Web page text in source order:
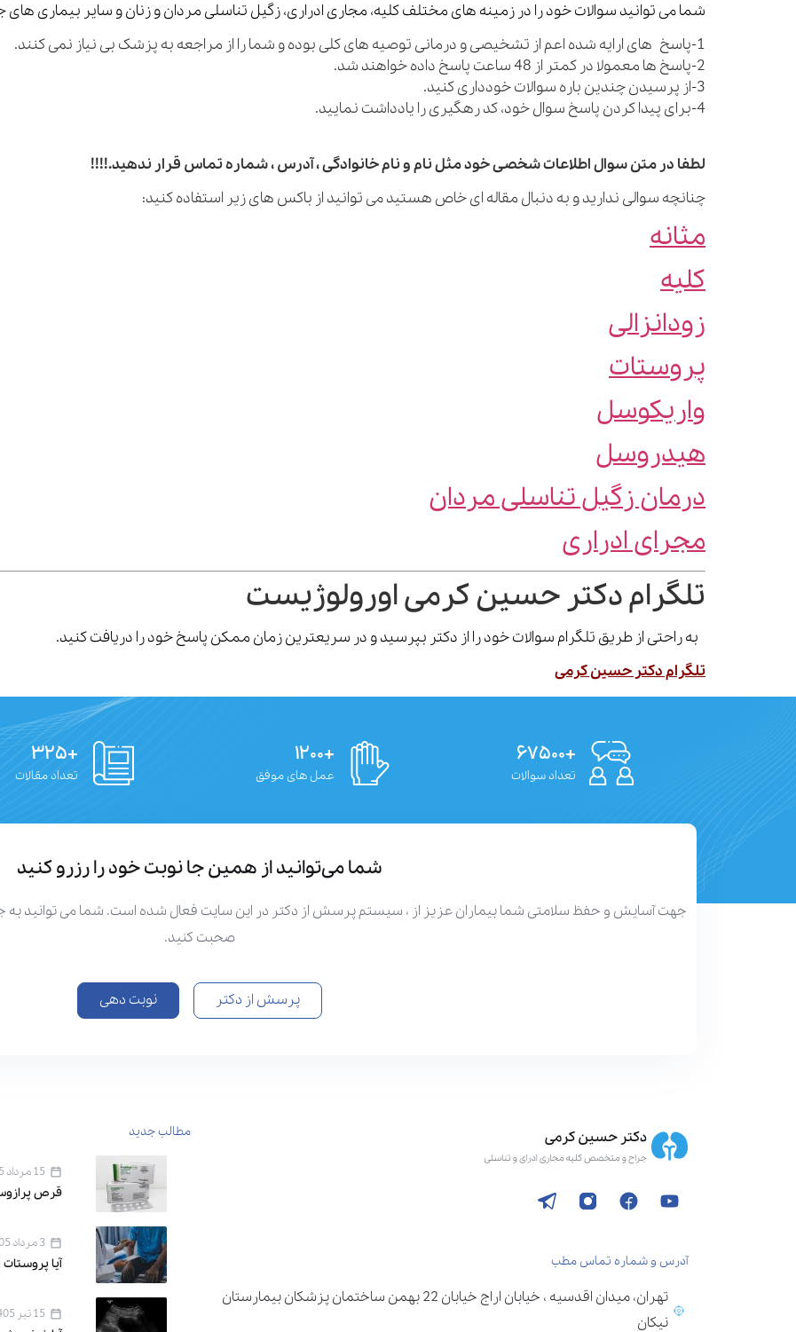
شما می توانید سوالات خود را در زمینه های مختلف کلیه، مجاری ادراری، زگیل تناسلی مردان و زنان و سایر بیماری
1-پاسخ های ارایه شده اعم از تشخیصی و درمانی توصیه های کلی بوده و شما را از مراجعه به پزشک بی نیاز نمی کنند.
2-پاسخ ها معمولا در کمتر از 48 ساعت پاسخ داده خواهند شد.
3-از پرسیدن چندین باره سوالات خودداری کنید.
4-برای پیدا کردن پاسخ سوال خود، کد رهگیری را یادداشت نمایید.
لطفا در متن سوال اطلاعات شخصی خود مثل نام و نام خانوادگی ، آدرس ، شماره تماس قرار ندهید.!!!!
چنانچه سوالی ندارید و به دنبال مقاله ای خاص هستید می توانید از باکس های زیر استفاده کنید:
مثانه
کلیه
زودانزالی
پروستات
واریکوسل
هیدروسل
درمان زگیل تناسلی مردان
مجرای ادراری
تلگرام دکتر حسین کرمی اورولوژیست
به راحتی از طریق تلگرام سوالات خود را از دکتر بپرسید و در سریعترین زمان ممکن پاسخ خود را دریافت کنید.
تلگرام دکتر حسین کرمی
+۶۷۵۰۰
تعداد سوالات
+۱۲۰۰
عمل های موفق
+۳۲۵
تعداد مقالات
شما می‌توانید از همین جا نوبت خود را رزرو کنید
جهت آسایش و حفظ سلامتی شما بیماران عزیز از ، سیستم پرسش از دکتر در این سایت فعال شده است. شما می توانید
صحبت کنید.
پرسش از دکتر نوبت دهی
آدرس و شماره تماس مطب
تهران، میدان اقدسیه ، خیابان اراج خیابان 22 بهمن ساختمان پزشکان بیمارستان
نیکان
مطالب جدید
15 مرداد 1405
قرص پرازوسین ۱ برای
3 مرداد 1405
آیا
15 تیر 1405